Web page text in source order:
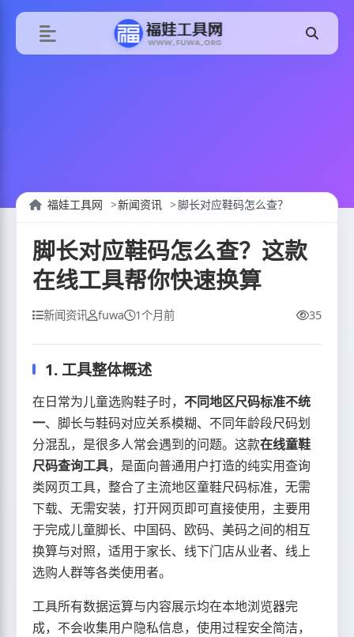
福娃工具网 新闻资讯 脚长对应鞋码怎么查？
脚长对应鞋码怎么查？这款
在线工具帮你快速换算
新闻资讯 fuwa 1个月前 35
1. 工具整体概述
在日常为儿童选购鞋子时， 不同地区尺码标准不统
一、脚长与鞋码对应关系模糊、不同年龄段尺码划
分混乱，是很多人常会遇到的问题。这款在线童鞋
尺码查询工具，是面向普通用户打造的纯实用查询
类网页工具，整合了主流地区童鞋尺码标准，无需
下载、无需安装，打开网页即可直接使用，主要用
于完成儿童脚长、中国码、欧码、美码之间的相互
换算与对照，适用于家长、线下门店从业者、线上
选购人群等各类使用者。
工具所有数据运算与内容展示均在本地浏览器完
成，不会收集用户隐私信息，使用过程安全简洁，